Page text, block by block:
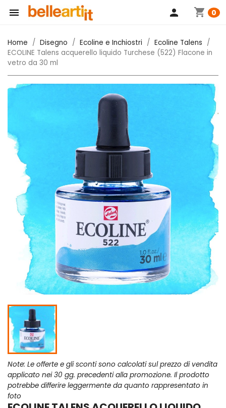
 shopping_cart 0
person
Home Disegno Ecoline e Inchiostri
Ecoline Talens
ECOLINE Talens acquerello liquido Turchese (522) Flacone in
vetro da 30 ml
Note: Le offerte e gli sconti sono calcolati sul prezzo di vendita
applicato nei 30 gg. precedenti alla promozione. Il prodotto
potrebbe differire leggermente da quanto rappresentato in
foto